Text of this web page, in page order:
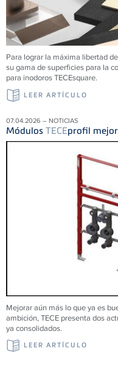
Para lograr la máxima libertad
su gama de superficies para la
para inodoros TECEsquare.
LEER ARTÍCULO
07.04.2026 – NOTICIAS
Módulos TECEprofil
Mejorar aún más lo que ya es
ambición, TECE presenta dos
ya consolidados.
LEER ARTÍCULO